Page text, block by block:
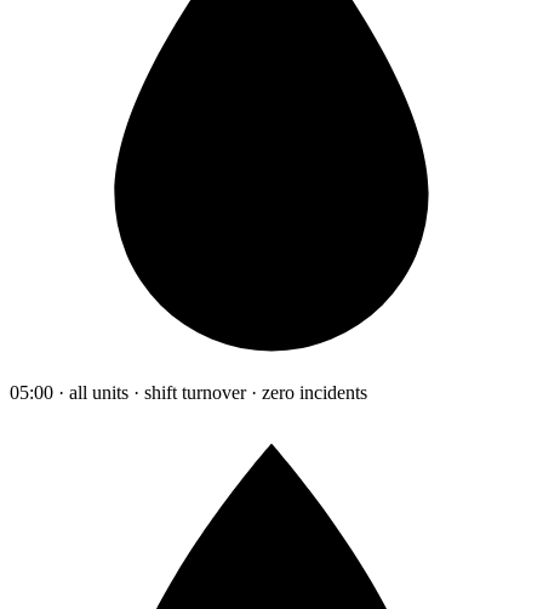
05:00 · all units · shift turnover · zero incidents